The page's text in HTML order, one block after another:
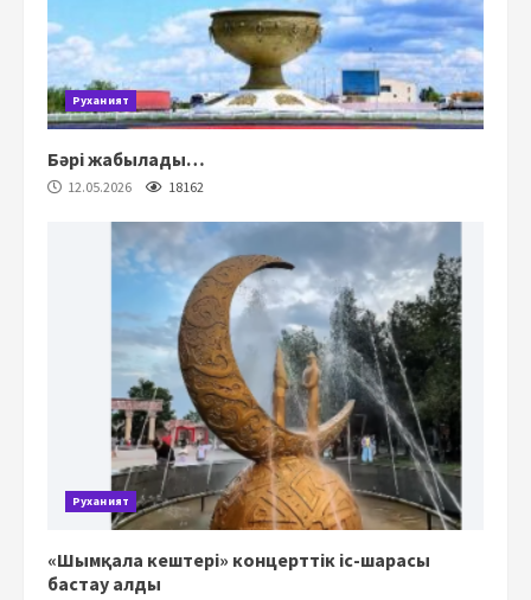
Руханият
Бәрі жабылады…
12.05.2026 18162
Руханият
«Шымқала кештері» концерттік іс-шарасы
бастау алды